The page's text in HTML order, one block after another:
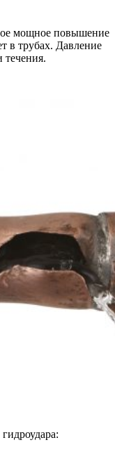
мощное повышение
в трубах. Давление
течения.